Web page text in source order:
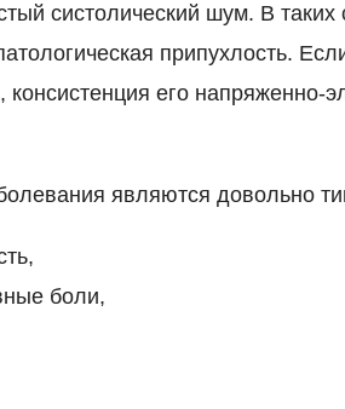
систолический шум. В
припухлость.
его напряженно-
являются довольно
боли,